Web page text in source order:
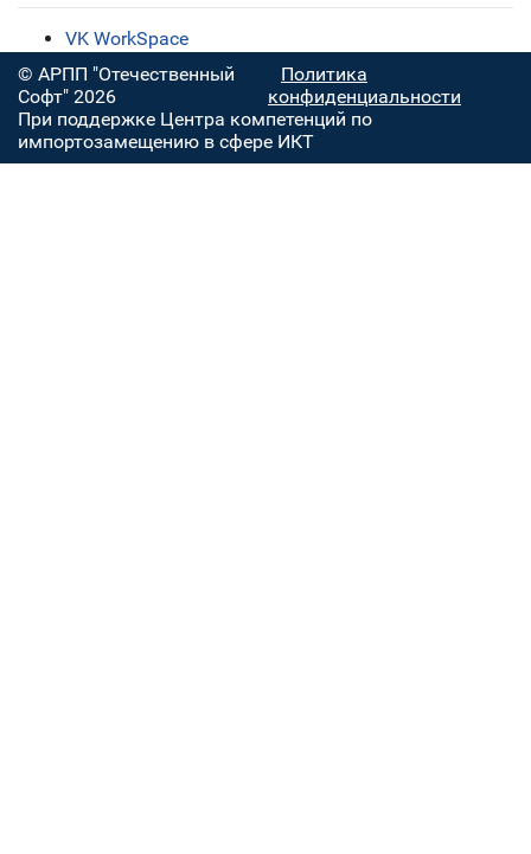
VK WorkSpace
© АРПП "Отечественный
Софт" 2026
Политика
конфиденциальности
При поддержке Центра компетенций по
импортозамещению в сфере ИКТ